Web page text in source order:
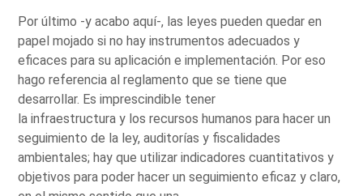
Por último -y acabo aquí-, las leyes pueden quedar en
papel mojado si no hay instrumentos adecuados y
eficaces para su aplicación e implementación. Por eso
hago referencia al reglamento que se tiene que
desarrollar. Es imprescindible tener
la infraestructura y los recursos humanos para hacer un
seguimiento de la ley, auditorías y fiscalidades
ambientales; hay que utilizar indicadores cuantitativos y
objetivos para poder hacer un seguimiento eficaz y claro,